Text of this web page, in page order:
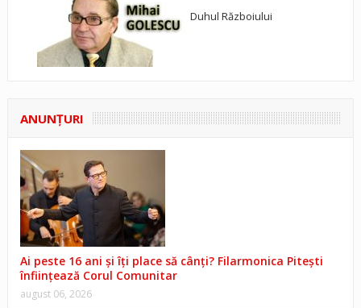
Duhul Războiului
ANUNŢURI
Ai peste 16 ani și îți place să cânți? Filarmonica Pitești
înființează Corul Comunitar
august 06, 2026